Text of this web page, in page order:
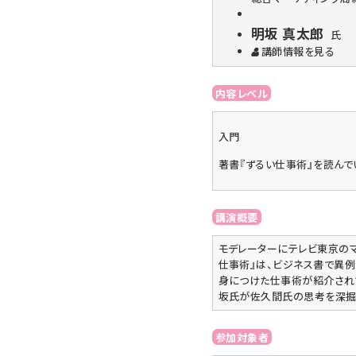
明坂 真太郎
氏
講師情報を見る
内容レベル
入門
著書『ずるい仕事術』を読ん
講演概要
モデレーターにテレビ東京の
仕事術』は、ビジネス書で異
身につけた仕事術が紹介され
坂氏が佐久間氏の思考を深掘
参加対象者